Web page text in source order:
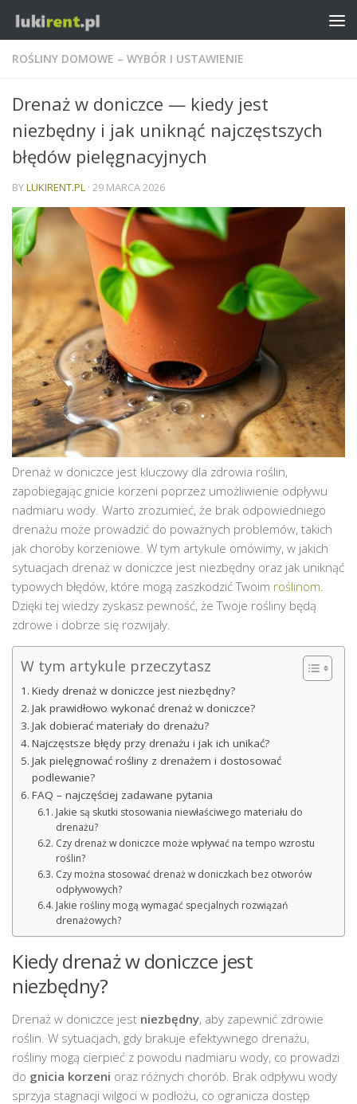
ROŚLINY DOMOWE – WYBÓR I USTAWIENIE
Drenaż w doniczce — kiedy jest
niezbędny i jak uniknąć najczęstszych
błędów pielęgnacyjnych
BYLUKIRENT.PL · 29 MARCA 2026
Drenaż w doniczce jest kluczowy dla zdrowia roślin,
zapobiegając gnicie korzeni poprzez umożliwienie odpływu
nadmiaru wody. Warto zrozumieć, że brak odpowiedniego
drenażu może prowadzić do poważnych problemów, takich
jak choroby korzeniowe. W tym artykule omówimy, w jakich
sytuacjach drenaż w doniczce jest niezbędny oraz jak uniknąć
typowych błędów, które mogą zaszkodzić Twoim roślinom
Dzięki tej wiedzy zyskasz pewność, że Twoje rośliny będą
zdrowe i dobrze się rozwijały.
W tym artykule przeczytasz
Kiedy drenaż w doniczce jest niezbędny?
Jak prawidłowo wykonać drenaż w doniczce?
Jak dobierać materiały do drenażu?
Najczęstsze błędy przy drenażu i jak ich unikać?
Jak pielęgnować rośliny z drenażem i dostosować
podlewanie?
FAQ – najczęściej zadawane pytania
Jakie są skutki stosowania niewłaściwego materiału do
drenażu?
Czy drenaż w doniczce może wpływać na tempo wzrostu
roślin?
Czy można stosować drenaż w doniczkach bez otworów
odpływowych?
Jakie rośliny mogą wymagać specjalnych rozwiązań
drenażowych?
Kiedy drenaż w doniczce jest
niezbędny?
Drenaż w doniczce jest niezbędny, aby zapewnić zdrowie
roślin. W sytuacjach, gdy brakuje efektywnego drenażu,
rośliny mogą cierpieć z powodu nadmiaru wody, co prowadzi
do gnicia korzeni oraz różnych chorób. Brak odpływu wody
sprzyja stagnacji wilgoci w podłożu, co ogranicza dostęp